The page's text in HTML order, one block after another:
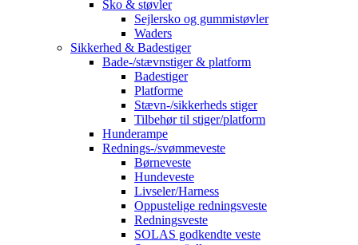
Sko & støvler
Sejlersko og gummistøvler
Waders
Sikkerhed & Badestiger
Bade-/stævnstiger & platform
Badestiger
Platforme
Stævn-/sikkerheds stiger
Tilbehør til stiger/platform
Hunderampe
Rednings-/svømmeveste
Børneveste
Hundeveste
Livseler/Harness
Oppustelige redningsveste
Redningsveste
SOLAS godkendte veste